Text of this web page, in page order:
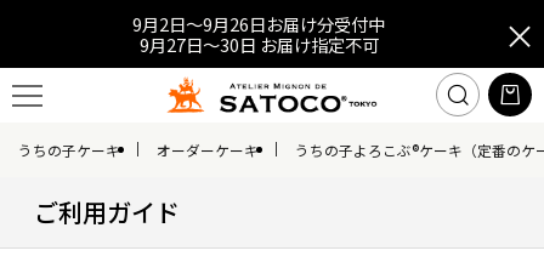
9月2日～9月26日お届け分受付中
9月27日～30日 お届け指定不可
うちの子ケーキ オーダーケーキ うちの子よろこぶ®ケーキ（定番のケ
ご利用ガイド